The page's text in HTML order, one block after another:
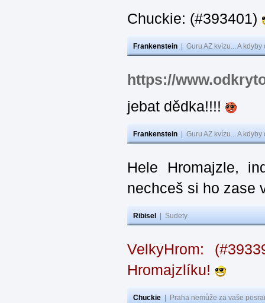
Chuckie: (#393401)
Frankenstein Guru AZ kvízu... A
https://
jebat dědka!!!!
Frankenstein Guru AZ kvízu... A
Hele Hromajzle,
nechceš si ho zase
Ribisel Sudety
VelkyHrom:
Hromajzlíku!
Chuckie Praha nemůže za vaše